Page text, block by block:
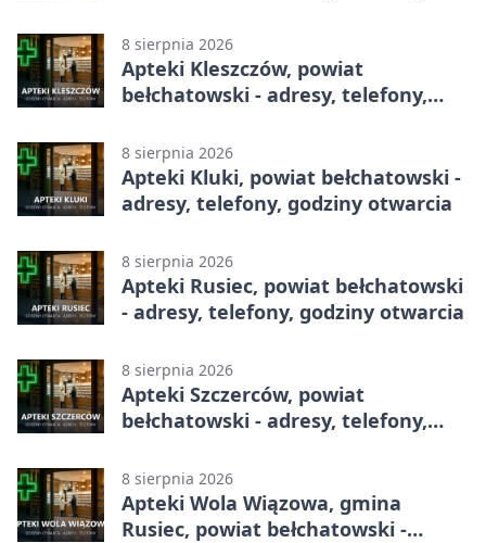
8 sierpnia 2026
Apteki Kleszczów, powiat
bełchatowski - adresy, telefony,
8 sierpnia 2026
Apteki Kluki, powiat bełchatowski -
adresy, telefony, godziny otwarcia
8 sierpnia 2026
Apteki Rusiec, powiat bełchatowski
- adresy, telefony, godziny otwarcia
8 sierpnia 2026
Apteki Szczerców, powiat
bełchatowski - adresy, telefony,
8 sierpnia 2026
Apteki Wola Wiązowa, gmina
Rusiec, powiat bełchatowski -